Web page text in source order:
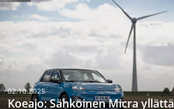
02.10.2025
Koeajo: Sähköinen Micra